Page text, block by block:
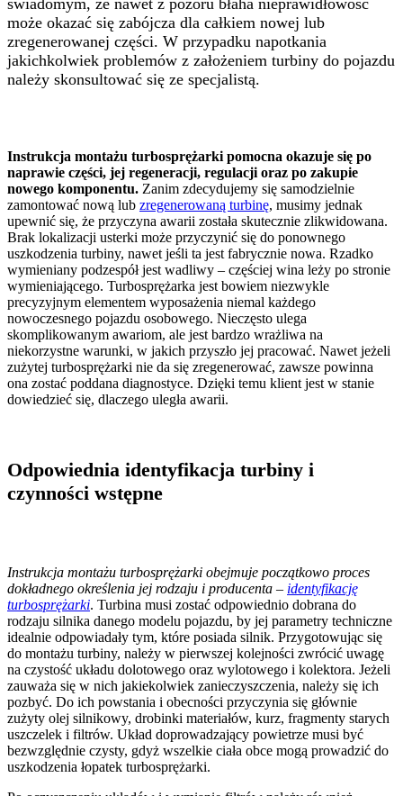
może okazać się zabójcza dla całkiem nowej lub
zregenerowanej części. W przypadku napotkania
jakichkolwiek problemów z założeniem turbiny do pojazdu
należy skonsultować się ze specjalistą.
Instrukcja montażu turbosprężarki pomocna okazuje się po
naprawie części, jej regeneracji, regulacji oraz po zakupie
nowego komponentu. Zanim zdecydujemy się samodzielnie
zamontować nową lub zregenerowaną turbinę, musimy jednak
upewnić się, że przyczyna awarii została skutecznie zlikwidowana.
Brak lokalizacji usterki może przyczynić się do ponownego
uszkodzenia turbiny, nawet jeśli ta jest fabrycznie nowa. Rzadko
wymieniany podzespół jest wadliwy – częściej wina leży po stronie
wymieniającego. Turbosprężarka jest bowiem niezwykle
precyzyjnym elementem wyposażenia niemal każdego
nowoczesnego pojazdu osobowego. Nieczęsto ulega
skomplikowanym awariom, ale jest bardzo wrażliwa na
niekorzystne warunki, w jakich przyszło jej pracować. Nawet jeżeli
zużytej turbosprężarki nie da się zregenerować, zawsze powinna
ona zostać poddana diagnostyce. Dzięki temu klient jest w stanie
dowiedzieć się, dlaczego uległa awarii.
Odpowiednia identyfikacja turbiny i
czynności wstępne
Instrukcja montażu turbosprężarki obejmuje początkowo proces
dokładnego określenia jej rodzaju i producenta – identyfikację
turbosprężarki. Turbina musi zostać odpowiednio dobrana do
rodzaju silnika danego modelu pojazdu, by jej parametry techniczne
idealnie odpowiadały tym, które posiada silnik. Przygotowując się
do montażu turbiny, należy w pierwszej kolejności zwrócić uwagę
na czystość układu dolotowego oraz wylotowego i kolektora. Jeżeli
zauważa się w nich jakiekolwiek zanieczyszczenia, należy się ich
pozbyć. Do ich powstania i obecności przyczynia się głównie
zużyty olej silnikowy, drobinki materiałów, kurz, fragmenty starych
uszczelek i filtrów. Układ doprowadzający powietrze musi być
bezwzględnie czysty, gdyż wszelkie ciała obce mogą prowadzić do
uszkodzenia łopatek turbosprężarki.